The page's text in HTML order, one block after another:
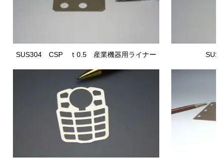
SUS304 CSP ｔ0.5 産業機器用ライナー